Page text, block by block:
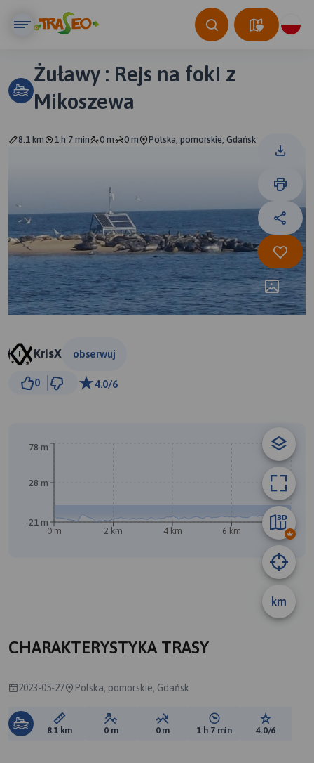
Żuławy : Rejs na foki z
Mikoszewa
8.1 km 1 h 7 min 0 m 0 m Polska, pomorskie, Gdańsk
KrisX obserwuj
0 4.0/6
km
0 m 2 km 4 km 6 km 8.1 km
-21 m
28 m
78 m
CHARAKTERYSTYKA TRASY
2023-05-27 Polska, pomorskie, Gdańsk
Długość trasy:
8.1 km Suma przewyższeń:
0 m Suma spadków:
0 m Średni czas potrzebny
1 h 7 min Ocena
4.0/6